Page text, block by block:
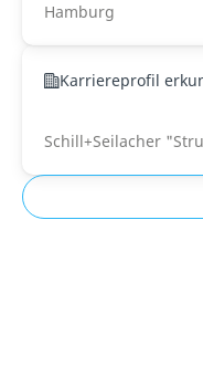
Hamburg
Karriereprofil
Schill+Seilacher